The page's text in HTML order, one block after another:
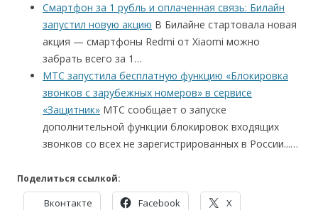
Смартфон за 1 рубль и оплаченная связь: Билайн
запустил новую акцию В Билайне стартовала новая
акция — смартфоны Redmi от Xiaomi можно
забрать всего за 1…
МТС запустила бесплатную функцию «Блокировка
звонков с зарубежных номеров» в сервисе
«Защитник» МТС сообщает о запуске
дополнительной функции блокировок входящих
звонков со всех не зарегистрированных в России...…
Поделиться ссылкой:
Вконтакте Facebook X